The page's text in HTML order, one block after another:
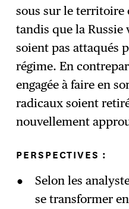
sous sur le territoire
tandis que la Russie
soient pas attaqués
régime. En
engagée à faire en
radicaux soient
nouvellement
PERSPECTIVES :
Selon les
se transformer